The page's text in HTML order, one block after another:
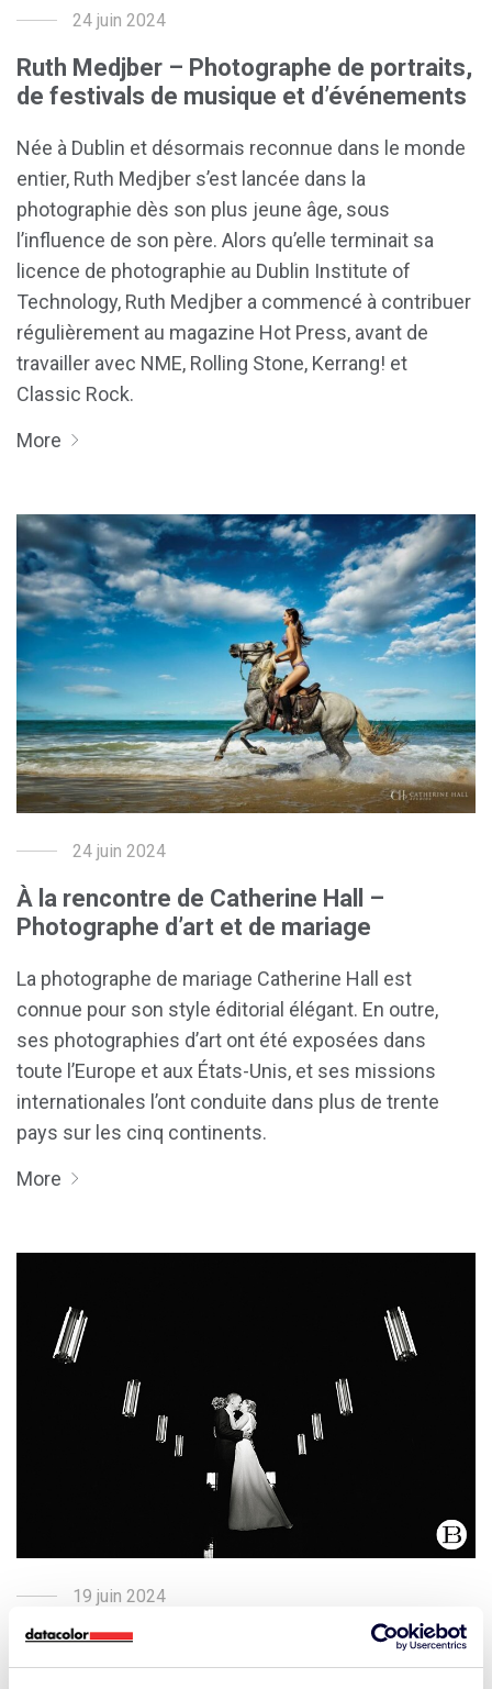
24 juin 2024
Ruth Medjber – Photographe de portraits,
de festivals de musique et d’événements
Née à Dublin et désormais reconnue dans le monde
entier, Ruth Medjber s’est lancée dans la
photographie dès son plus jeune âge, sous
l’influence de son père. Alors qu’elle terminait sa
licence de photographie au Dublin Institute of
Technology, Ruth Medjber a commencé à contribuer
régulièrement au magazine Hot Press, avant de
travailler avec NME, Rolling Stone, Kerrang! et
Classic Rock.
More
24 juin 2024
À la rencontre de Catherine Hall –
Photographe d’art et de mariage
La photographe de mariage Catherine Hall est
connue pour son style éditorial élégant. En outre,
ses photographies d’art ont été exposées dans
toute l’Europe et aux États-Unis, et ses missions
internationales l’ont conduite dans plus de trente
pays sur les cinq continents.
More
19 juin 2024
La photographie de mariage, avec Firat
Bagdu